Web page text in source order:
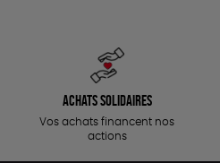
Achats solidaires
Vos achats financent nos
actions